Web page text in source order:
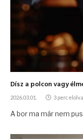
Dísz a polcon vagy
2026.03.01. 3 perc
A bor ma már nem